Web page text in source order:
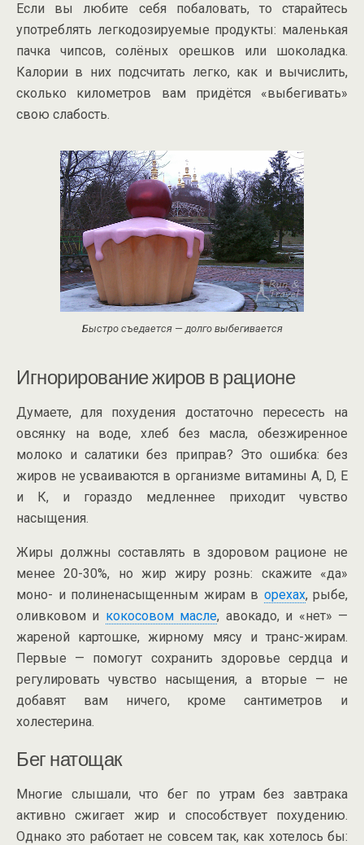
Если вы любите себя побаловать, то старайтесь
употреблять легкодозируемые продукты: маленькая
пачка чипсов, солёных орешков или шоколадка.
Калории в них подсчитать легко, как и вычислить,
сколько километров вам придётся «выбегивать»
свою слабость.
Быстро съедается — долго выбегивается
Игнорирование жиров в рационе
Думаете, для похудения достаточно пересесть на
овсянку на воде, хлеб без масла, обезжиренное
молоко и салатики без приправ? Это ошибка: без
жиров не усваиваются в организме витамины А, D, Е
и К, и гораздо медленнее приходит чувство
насыщения.
Жиры должны составлять в здоровом рационе не
менее 20-30%, но жир жиру рознь: скажите «да»
моно- и полиненасыщенным жирам в орехах, рыбе,
оливковом и кокосовом масле, авокадо, и «нет» —
жареной картошке, жирному мясу и транс-жирам.
Первые — помогут сохранить здоровье сердца и
регулировать чувство насыщения, а вторые — не
добавят вам ничего, кроме сантиметров и
холестерина.
Бег натощак
Многие слышали, что бег по утрам без завтрака
активно сжигает жир и способствует похудению.
Однако это работает не совсем так, как хотелось бы: